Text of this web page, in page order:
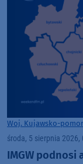
Woj. Kujawsko-
środa, 5 sierpnia 2026,
IMGW